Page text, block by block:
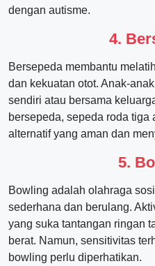
dengan autisme.
4.
Bersepeda membantu
dan kekuatan otot. Anak-
sendiri atau bersama
bersepeda, sepeda roda tiga
alternatif yang aman dan
5.
Bowling adalah olahraga
sederhana dan berulang.
yang suka tantangan ringan
berat. Namun, sensitivitas
bowling perlu diperhatikan.